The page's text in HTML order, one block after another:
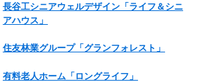
長谷工シニアウェルデザイン「ライフ＆シニ
アハウス」
住友林業グループ「グランフォレスト」
有料老人ホーム「ロングライフ」